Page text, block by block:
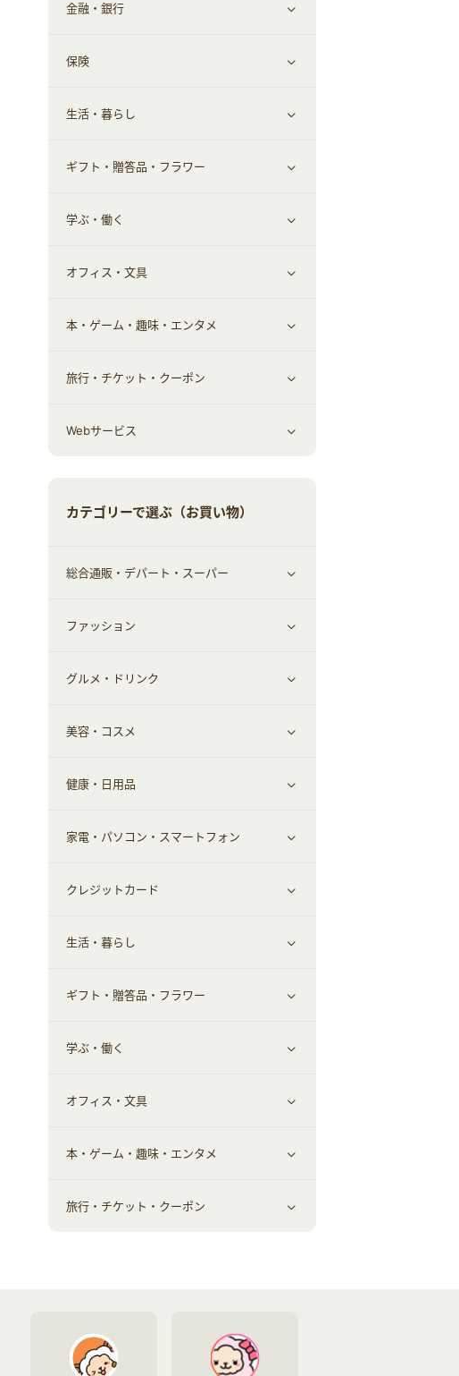
通信・レンタルサーバー
スマホ・携帯電話・SIM
定額制有料コンテンツ
クレジットカード
すべて見る
証券
仮想通貨
その他投資
金融・銀行
銀行・ネット銀行
キャッシング・ローン
その他金融
保険
すべて見る
保険相談・面談
生活・暮らし
すべて見る
住まい・暮らし
不動産
引越し
エコ・エネルギー
車情報・カーシェア・レンタル
ギフト・贈答品・フラワー
すべて見る
ギフト・贈答品
学ぶ・働く
すべて見る
習い事・学習・学校
仕事・転職
オフィス・文具
すべて見る
オフィス・文具
本・ゲーム・趣味・エンタメ
すべて見る
ゲーム・趣味
旅行・チケット・クーポン
すべて見る
Webサービス
カテゴリーで選ぶ（お買い物）
総合通販・デパート・スーパー
すべて見る
総合通販
デパート・スーパー
ファッション
すべて見る
ファッション
インナー・下着
靴・フットウェア
小物・かばん
スーツ・フォーマル
グルメ・ドリンク
すべて見る
グルメ
ドリンク
お酒
食材宅配
美容・コスメ
すべて見る
スキンケア
メイクアップ
ヘアケア
メンズ美容
美容・ダイエット用品
脱毛用品
美容食品
健康・日用品
すべて見る
健康食品｜青汁・飲料
健康食品｜乳酸菌・ケフィア
健康食品｜その他
スポーツ・フィットネス
日用品・薬局・からだ
家電・パソコン・スマートフォン
すべて見る
家電・パソコン・ソフトウェア
スマホ・携帯電話・SIM
クレジットカード
すべて見る
クレジットカード
生活・暮らし
すべて見る
車情報・カーシェア・レンタル
お役立ち
生活雑貨・家具インテリア
赤ちゃん・こども・マタニティ
ギフト・贈答品・フラワー
すべて見る
ギフト・贈答品
フラワー
学ぶ・働く
すべて見る
習い事・学習・学校
オフィス・文具
すべて見る
オフィス・文具
本・ゲーム・趣味・エンタメ
すべて見る
本
旅行・チケット・クーポン
チケット・クーポン・チラシ